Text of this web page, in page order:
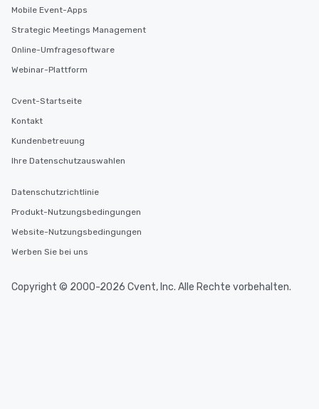
Mobile Event-Apps
Strategic Meetings Management
Online-Umfragesoftware
Webinar-Plattform
Cvent-Startseite
Kontakt
Kundenbetreuung
Ihre Datenschutzauswahlen
Datenschutzrichtlinie
Produkt-Nutzungsbedingungen
Website-Nutzungsbedingungen
Werben Sie bei uns
Copyright © 2000-2026 Cvent, Inc. Alle Rechte vorbehalten.